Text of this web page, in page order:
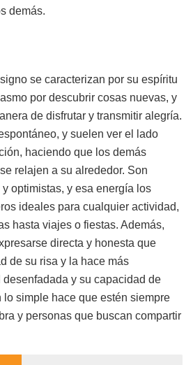
demás.
se caracterizan por su espíritu
por descubrir cosas nuevas, y
de disfrutar y transmitir alegría.
y suelen ver el lado
haciendo que los demás
relajen a su alrededor. Son
optimistas, y esa energía los
ideales para cualquier actividad,
hasta viajes o fiestas. Además,
directa y honesta que
de su risa y la hace más
y su capacidad de
simple hace que estén siempre
y personas que buscan compartir